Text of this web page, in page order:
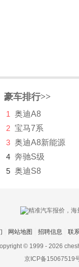
豪车排行>>
1
奥迪A8
2 宝马7系
3 奥迪A8新能源
4 奔驰S级
5 奥迪S8
网站地图 招聘信息
联
© 1999 - 2026
京ICP备15067519